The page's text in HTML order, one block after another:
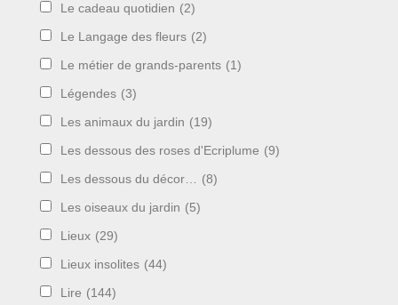
Le cadeau quotidien (2)
Le Langage des fleurs (2)
Le métier de grands-parents (1)
Légendes (3)
Les animaux du jardin (19)
Les dessous des roses d'Ecriplume (9)
Les dessous du décor… (8)
Les oiseaux du jardin (5)
Lieux (29)
Lieux insolites (44)
Lire (144)